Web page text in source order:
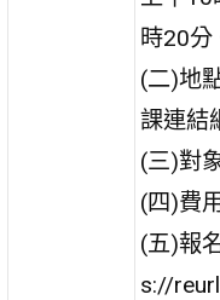
時20分
(二)地
課連結
(三)對
(四)費
(五)報
s://